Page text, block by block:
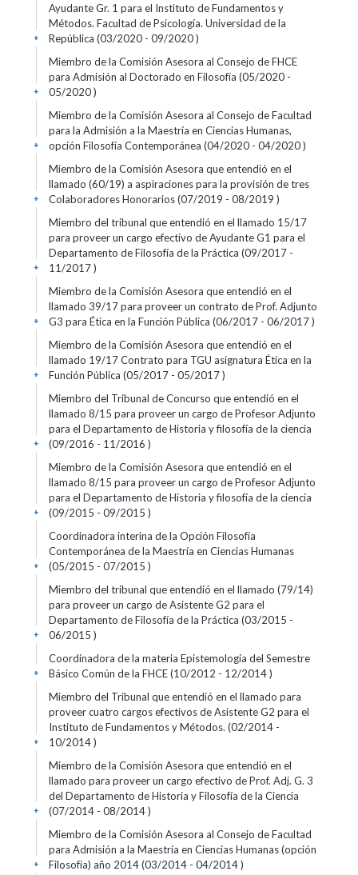
Ayudante Gr. 1 para el Instituto de Fundamentos y
Métodos. Facultad de Psicología. Universidad de la
República (03/2020 - 09/2020 )
+
Miembro de la Comisión Asesora al Consejo de FHCE
para Admisión al Doctorado en Filosofía (05/2020 -
05/2020 )
+
Miembro de la Comisión Asesora al Consejo de Facultad
para la Admisión a la Maestría en Ciencias Humanas,
opción Filosofía Contemporánea (04/2020 - 04/2020 )
+
Miembro de la Comisión Asesora que entendió en el
llamado (60/19) a aspiraciones para la provisión de tres
Colaboradores Honorarios (07/2019 - 08/2019 )
+
Miembro del tribunal que entendió en el llamado 15/17
para proveer un cargo efectivo de Ayudante G1 para el
Departamento de Filosofía de la Práctica (09/2017 -
11/2017 )
+
Miembro de la Comisión Asesora que entendió en el
llamado 39/17 para proveer un contrato de Prof. Adjunto
G3 para Ética en la Función Pública (06/2017 - 06/2017 )
+
Miembro de la Comisión Asesora que entendió en el
llamado 19/17 Contrato para TGU asignatura Ética en la
Función Pública (05/2017 - 05/2017 )
+
Miembro del Tribunal de Concurso que entendió en el
llamado 8/15 para proveer un cargo de Profesor Adjunto
para el Departamento de Historia y filosofía de la ciencia
(09/2016 - 11/2016 )
+
Miembro de la Comisión Asesora que entendió en el
llamado 8/15 para proveer un cargo de Profesor Adjunto
para el Departamento de Historia y filosofía de la ciencia
(09/2015 - 09/2015 )
+
Coordinadora interina de la Opción Filosofía
Contemporánea de la Maestría en Ciencias Humanas
(05/2015 - 07/2015 )
+
Miembro del tribunal que entendió en el llamado (79/14)
para proveer un cargo de Asistente G2 para el
Departamento de Filosofía de la Práctica (03/2015 -
06/2015 )
+
Coordinadora de la materia Epistemología del Semestre
Básico Común de la FHCE (10/2012 - 12/2014 )
+
Miembro del Tribunal que entendió en el llamado para
proveer cuatro cargos efectivos de Asistente G2 para el
Instituto de Fundamentos y Métodos. (02/2014 -
10/2014 )
+
Miembro de la Comisión Asesora que entendió en el
llamado para proveer un cargo efectivo de Prof. Adj. G. 3
del Departamento de Historia y Filosofía de la Ciencia
(07/2014 - 08/2014 )
+
Miembro de la Comisión Asesora al Consejo de Facultad
para Admisión a la Maestría en Ciencias Humanas (opción
Filosofía) año 2014 (03/2014 - 04/2014 )
+